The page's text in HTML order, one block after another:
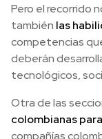
Pero el recorrido
también las
competencias
deberán
tecnológicos,
Otra de las
colombianas
compañías